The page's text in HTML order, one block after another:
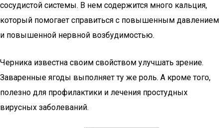
сосудистой системы. В нем содержится много кальция,
который помогает справиться с повышенным давлением
и повышенной нервной возбудимостью.
Черника известна своим свойством улучшать зрение.
Заваренные ягоды выполняет ту же роль. А кроме того,
полезно для профилактики и лечения простудных
вирусных заболеваний.